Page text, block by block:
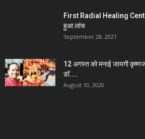
First Radial Healing
हुआ लांच
September 28, 2021
12 अगस्त को मनाई जायगी
डॉ....
August 10, 2020